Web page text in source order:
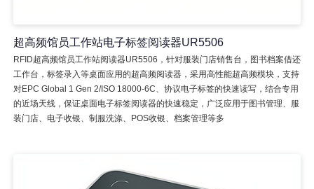
超高频馆员工作站电子标签阅读器UR5506
RFID超高频馆员工作站阅读器UR5506，针对服装门店销售台，图书档案借还
工作台，标签录入等桌面应用的超高频阅读器，采用高性能超高频模块，支持
对EPC Global 1 Gen 2/ISO 18000-6C、协议电子标签的快速读写，结合专用
的近场天线，保证桌面电子标签阅读器的快速稳定，广泛应用于图书管理、服
装门店、电子收银、制服洗涤、POS收银、档案管理等多